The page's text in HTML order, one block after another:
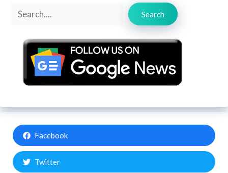
Search
Search
Facebook
Twitter